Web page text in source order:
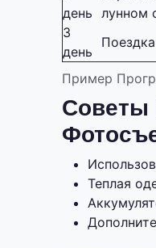
Пример
день лунном
3
день
Советы
Теплая